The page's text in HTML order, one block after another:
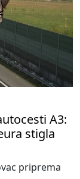
A3:
stigla
priprema